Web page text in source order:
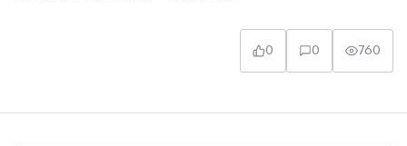
0 0 760